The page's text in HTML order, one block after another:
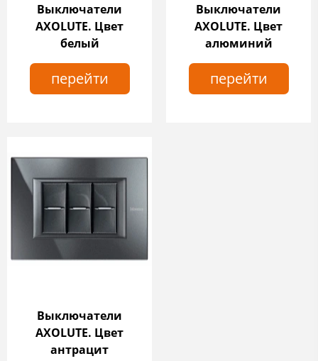
Выключатели
AXOLUTE. Цвет
белый
перейти
Выключатели
AXOLUTE. Цвет
алюминий
перейти
Выключатели
AXOLUTE. Цвет
антрацит